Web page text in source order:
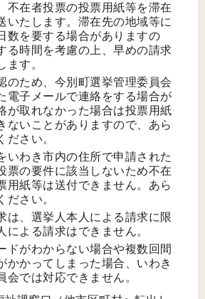
不在者投票の投票用紙等を滞在
いたします。滞在先の地域等に
数を要する場合がありますの
る時間を考慮の上、早めの請求
ます。
のため、今別町選挙管理委員会
電子メールで連絡をする場合が
が取れなかった場合は投票用紙
ないことがありますので、あら
ださい。
いわき市内の住所で申請された
票の要件に該当しないため不在
用紙等は送付できません。あら
ださい。
は、選挙人本人による請求に限
による請求はできません。
ドがわからない場合や複数回間
かかってしまった場合、いわき
会では対応できません。